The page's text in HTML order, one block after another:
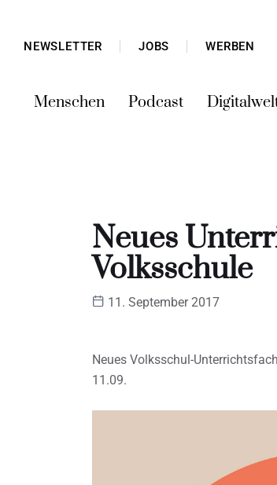
NEWSLETTER JOBS WERBEN
Menschen Podcast
Neues
Volksschule
11. September 2017
Neues Volksschul-Unterrichtsfach
11.09.